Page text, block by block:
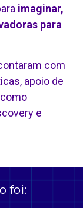
imaginar,
para
com
apoio de
e
foi: